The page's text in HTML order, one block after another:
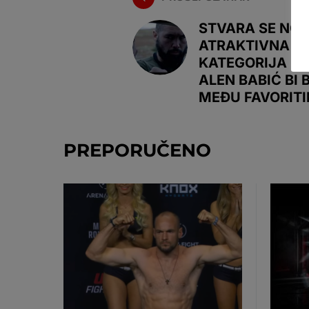
STVARA SE
ATRAKTIVNA
KATEGORIJA U
ALEN BABIĆ BI
MEĐU
PREPORUČENO